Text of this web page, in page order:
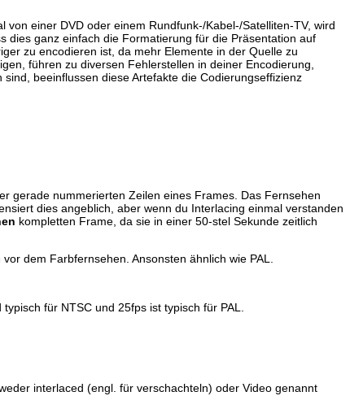
einer DVD oder einem Rundfunk-/Kabel-/Satelliten-TV, wird
dies ganz einfach die Formatierung für die Präsentation auf
zu encodieren ist, da mehr Elemente in der Quelle zu
führen zu diversen Fehlerstellen in deiner Encodierung,
beeinflussen diese Artefakte die Codierungseffizienz
gerade nummerierten Zeilen eines Frames. Das Fernsehen
dies angeblich, aber wenn du Interlacing einmal verstanden
kompletten Frame, da sie in einer 50-stel Sekunde zeitlich
dem Farbfernsehen. Ansonsten ähnlich wie PAL.
für NTSC und 25fps ist typisch für PAL.
interlaced (engl. für verschachteln) oder Video genannt